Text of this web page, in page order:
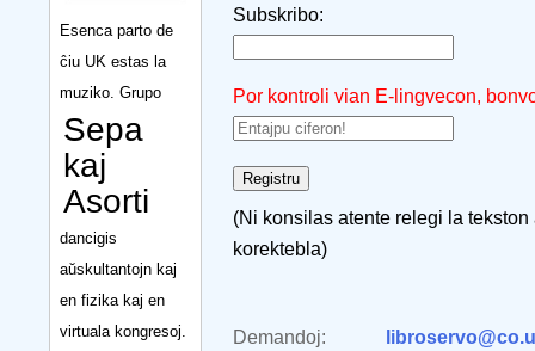
Esenca parto de
ĉiu UK estas la
muziko. Grupo
Sepa
kaj
Asorti
dancigis
aŭskultantojn kaj
en fizika kaj en
virtuala kongresoj.
Subskribo:
Por kontroli vian E-lingvecon,
(Ni konsilas atente relegi la
korektebla)
Demandoj: